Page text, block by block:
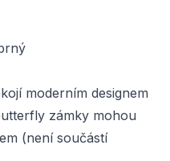
moderním designem
zámky mohou
(není součástí